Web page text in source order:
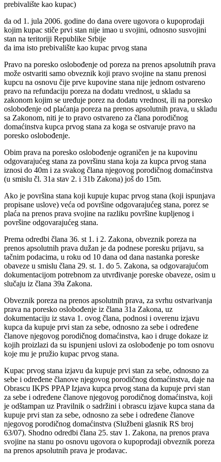
prebivalište kao kupac)
da od 1. jula 2006. godine do dana overe ugovora o kupoprodaji
kojim kupac stiče prvi stan nije imao u svojini, odnosno susvojini
stan na teritoriji Republike Srbije
da ima isto prebivalište kao kupac prvog stana
Pravo na poresko oslobođenje od poreza na prenos apsolutnih prava
može ostvariti samo obveznik koji pravo svojine na stanu prenosi
kupcu na osnovu čije prve kupovine stana nije jednom ostvareno
pravo na refundaciju poreza na dodatu vrednost, u skladu sa
zakonom kojim se uređuje porez na dodatu vrednost, ili na poresko
oslobođenje od plaćanja poreza na prenos apsolutnih prava, u skladu
sa Zakonom, niti je to pravo ostvareno za člana porodičnog
domaćinstva kupca prvog stana za koga se ostvaruje pravo na
poresko oslobođenje.
Obim prava na poresko oslobođenje ograničen je na kupovinu
odgovarajućeg stana za površinu stana koja za kupca prvog stana
iznosi do 40m i za svakog člana njegovog porodičnog domaćinstva
(u smislu čl. 31a stav 2. i 31b Zakona) još do 15m.
Ako je površina stana koji kupuje kupac prvog stana (koji ispunjava
propisane uslove) veća od površine odgovarajućeg stana, porez se
plaća na prenos prava svojine na razliku površine kupljenog i
površine odgovarajućeg stana.
Prema odredbi člana 36. st 1. i 2. Zakona, obveznik poreza na
prenos apsolutnih prava dužan je da podnese poresku prijavu, sa
tačnim podacima, u roku od 10 dana od dana nastanka poreske
obaveze u smislu člana 29. st. 1. do 5. Zakona, sa odgovarajućom
dokumentacijom potrebnom za utvrđivanje poreske obaveze, osim u
slučaju iz člana 39a Zakona.
Obveznik poreza na prenos apsolutnih prava, za svrhu ostvarivanja
prava na poresko oslobođenje iz člana 31a Zakona, uz
dokumentaciju iz stava 1. ovog člana, podnosi i overenu izjavu
kupca da kupuje prvi stan za sebe, odnosno za sebe i određene
članove njegovog porodičnog domaćinstva, kao i druge dokaze iz
kojih proizlazi da su ispunjeni uslovi za oslobođenje po tom osnovu
koje mu je pružio kupac prvog stana.
Kupac prvog stana izjavu da kupuje prvi stan za sebe, odnosno za
sebe i određene članove njegovog porodičnog domaćinstva, daje na
Obrascu IKPS PPAP Izjava kupca prvog stana da kupuje prvi stan
za sebe i određene članove njegovog porodičnog domaćinstva, koji
je odštampan uz Pravilnik o sadržini i obrascu izjave kupca stana da
kupuje prvi stan za sebe, odnosno za sebe i određene članove
njegovog porodičnog domaćinstva (Službeni glasnik RS broj
63/07). Shodno odredbi člana 25. stav 1. Zakona, na prenos prava
svojine na stanu po osnovu ugovora o kupoprodaji obveznik poreza
na prenos apsolutnih prava je prodavac.